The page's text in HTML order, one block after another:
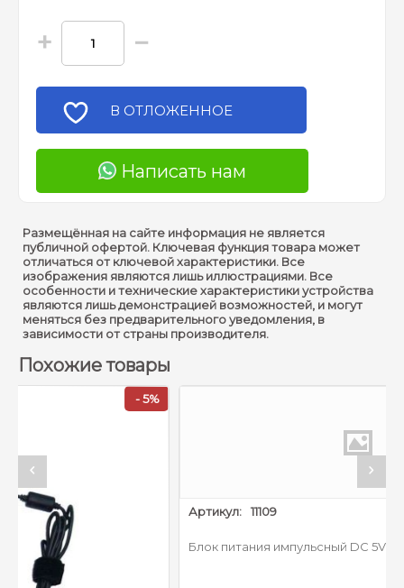
+ −
В ОТЛОЖЕННОЕ
Написать нам
Размещённая на сайте информация не является
публичной офертой. Ключевая функция товара может
отличаться от ключевой характеристики. Все
изображения являются лишь иллюстрациями. Все
особенности и технические характеристики устройства
являются лишь демонстрацией возможностей, и могут
меняться без предварительного уведомления, в
зависимости от страны производителя.
Похожие товары
Артикул:
Блок питания импульсный DC 5V 5A CREATIVE